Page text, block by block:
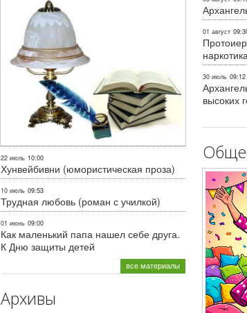
22 июль 10:00
Хунвейбивни (юмористическая проза)
10 июль 09:53
Трудная любовь (роман с училкой)
01 июнь 09:00
Как маленький папа нашел себе друга.
К Дню защиты детей
все материалы
Архивы
01 август
30 июль 09:12
высоких